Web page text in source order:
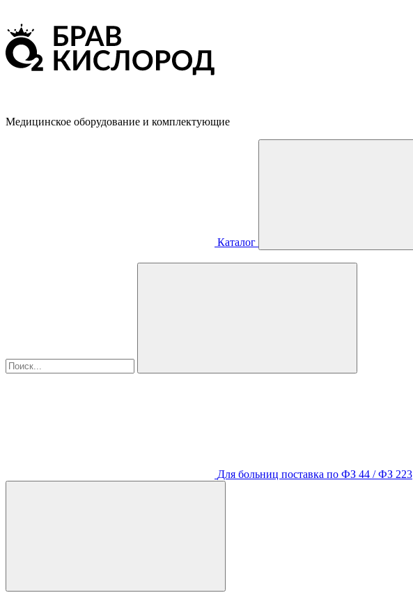
Медицинское оборудование и комплектующие
Каталог
Для больниц поставка по ФЗ 44 / ФЗ 223